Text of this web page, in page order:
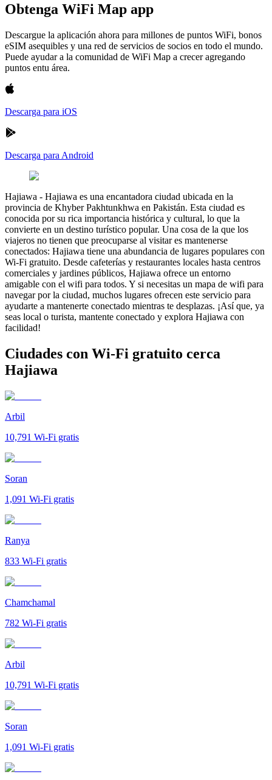
Obtenga WiFi Map app
Descargue la aplicación ahora para millones de puntos WiFi, bonos
eSIM asequibles y una red de servicios de socios en todo el mundo.
Puede ayudar a la comunidad de WiFi Map a crecer agregando
puntos entu área.
Descarga para iOS
Descarga para Android
Hajiawa - Hajiawa es una encantadora ciudad ubicada en la
provincia de Khyber Pakhtunkhwa en Pakistán. Esta ciudad es
conocida por su rica importancia histórica y cultural, lo que la
convierte en un destino turístico popular. Una cosa de la que los
viajeros no tienen que preocuparse al visitar es mantenerse
conectados: Hajiawa tiene una abundancia de lugares populares con
Wi-Fi gratuito. Desde cafeterías y restaurantes locales hasta centros
comerciales y jardines públicos, Hajiawa ofrece un entorno
amigable con el wifi para todos. Y si necesitas un mapa de wifi para
navegar por la ciudad, muchos lugares ofrecen este servicio para
ayudarte a mantenerte conectado mientras te desplazas. ¡Así que, ya
seas local o turista, mantente conectado y explora Hajiawa con
facilidad!
Ciudades con Wi-Fi gratuito cerca
Hajiawa
Arbil
10,791 Wi-Fi gratis
Soran
1,091 Wi-Fi gratis
Ranya
833 Wi-Fi gratis
Chamchamal
782 Wi-Fi gratis
Arbil
10,791 Wi-Fi gratis
Soran
1,091 Wi-Fi gratis